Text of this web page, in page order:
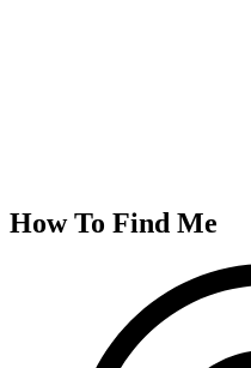
How To Find Me